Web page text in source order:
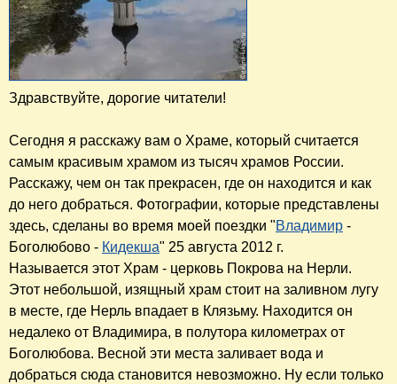
Здравствуйте, дорогие читатели!
Сегодня я расскажу вам о Храме, который считается
самым красивым храмом из тысяч храмов России.
Расскажу, чем он так прекрасен, где он находится и как
до него добраться. Фотографии, которые представлены
здесь, сделаны во время моей поездки "Владимир -
Боголюбово - Кидекша" 25 августа 2012 г.
Называется этот Храм - церковь Покрова на Нерли.
Этот небольшой, изящный храм стоит на заливном лугу
в месте, где Нерль впадает в Клязьму. Находится он
недалеко от Владимира, в полутора километрах от
Боголюбова. Весной эти места заливает вода и
добраться сюда становится невозможно. Ну если только